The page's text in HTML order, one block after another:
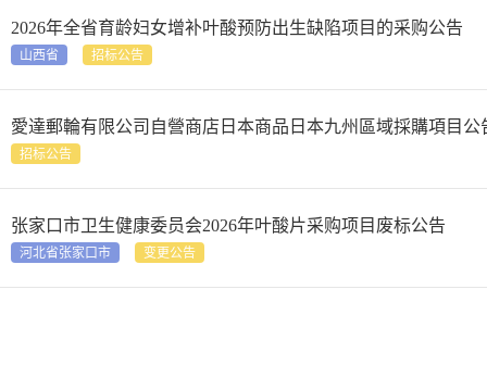
2026年全省育龄妇女增补叶酸预防出生缺陷项目的采购公告
山西省 招标公告
愛達郵輪有限公司自營商店日本商品日本九州區域採購項目公
招标公告
张家口市卫生健康委员会2026年叶酸片采购项目废标公告
河北省张家口市 变更公告